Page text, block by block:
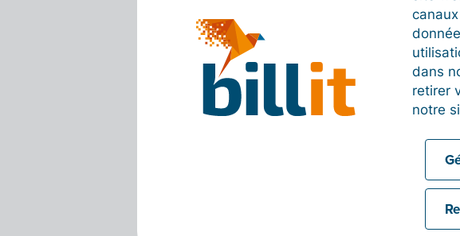
numérique, les entrepreneurs
considérable. Il n’est plus nécessaire
retaper ou, pire encore, de les
chaussures à chaque clôture
entrepreneurs ont la garantie que
leurs clients en toute sécurité et dans
dans
retirer
notre